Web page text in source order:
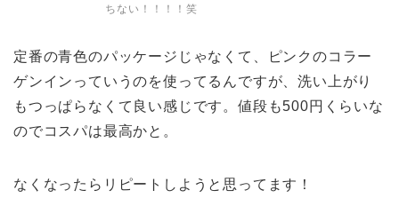
ちない！！！！笑
定番の青色のパッケージじゃなくて、ピンクのコラー
ゲンインっていうのを使ってるんですが、洗い上がり
もつっぱらなくて良い感じです。値段も500円くらいな
のでコスパは最高かと。
なくなったらリピートしようと思ってます！